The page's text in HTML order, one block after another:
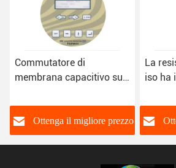
Commutatore di
membrana capacitivo su
la tastiera del bottone di
toccoOttenga il migliore prezzo
La
iso ha
vario